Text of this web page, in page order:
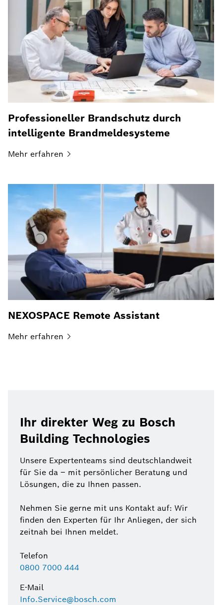
Professioneller Brandschutz durch
intelligente Brandmeldesysteme
Mehr erfahren
NEXOSPACE Remote Assistant
Mehr erfahren
Ihr direkter Weg zu Bosch
Building Technologies
Unsere Expertenteams sind deutschlandweit
für Sie da – mit persönlicher Beratung und
Lösungen, die zu Ihnen passen.
Nehmen Sie gerne mit uns Kontakt auf: Wir
finden den Experten für Ihr Anliegen, der sich
zeitnah bei Ihnen meldet.
Telefon
0800 7000 444
E-Mail
Info.Service@bosch.com